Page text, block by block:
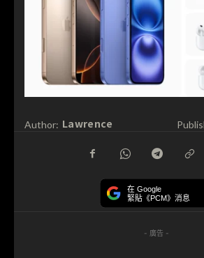
Author: Lawrence
在 Google
緊貼《PCM》消息
- 廣告 -